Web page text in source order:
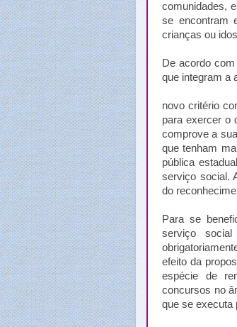
comunidades,
se encontram
crianças ou
De acordo
que integram a
novo critério
para exercer o
comprove a
que tenham
pública
serviço social.
do
Para se
serviço
efeito da
espécie de
concursos no
que se executa